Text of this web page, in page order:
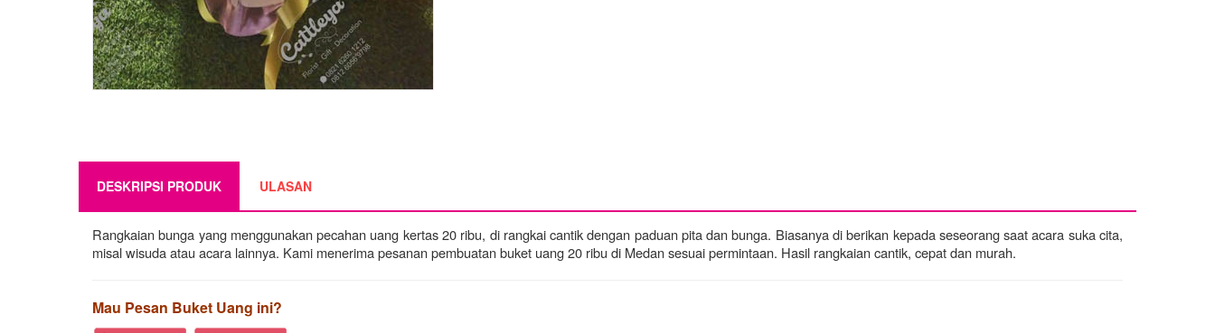
DESKRIPSI PRODUK ULASAN
Rangkaian bunga yang menggunakan pecahan uang kertas 20 ribu, di rangkai cantik dengan paduan pita dan bunga. Biasanya di berikan kepada seseorang saat acara suka cita,
misal wisuda atau acara lainnya. Kami menerima pesanan pembuatan buket uang 20 ribu di Medan sesuai permintaan. Hasil rangkaian cantik, cepat dan murah.
Mau Pesan Buket Uang ini?